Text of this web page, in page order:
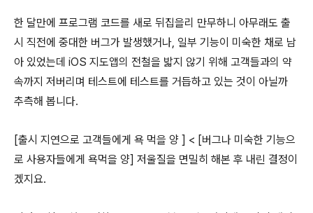
한 달만에 프로그램 코드를 새로 뒤집을리 만무하니 아무래도 출
시 직전에 중대한 버그가 발생했거나, 일부 기능이 미숙한 채로 남
아 있었는데 iOS 지도앱의 전철을 밟지 않기 위해 고객들과의 약
속까지 저버리며 테스트에 테스트를 거듭하고 있는 것이 아닐까
추측해 봅니다.
[출시 지연으로 고객들에게 욕 먹을 양 ] < [버그나 미숙한 기능으
로 사용자들에게 욕먹을 양] 저울질을 면밀히 해본 후 내린 결정이
겠지요.